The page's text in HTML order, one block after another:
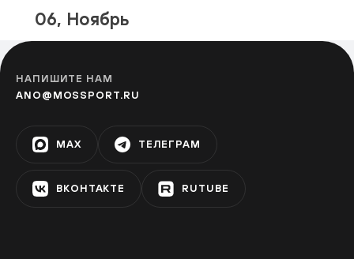
06, Ноябрь
НАПИШИТЕ НАМ
ANO@MOSSPORT.RU
MAX ТЕЛЕГРАМ
ВКОНТАКТЕ RUTUBE